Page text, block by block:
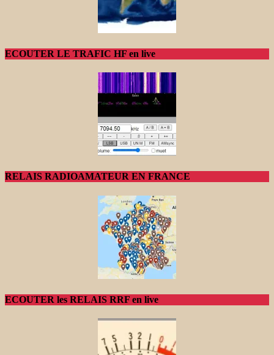
ECOUTER LE TRAFIC HF en live
RELAIS RADIOAMATEUR EN FRANCE
ECOUTER les RELAIS RRF en live